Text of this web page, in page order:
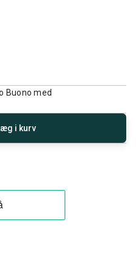
Buono med
i kurv